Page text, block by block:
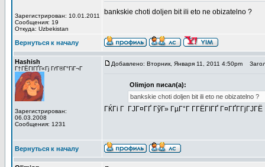
Зарегистрирован: 10.01.2011
Сообщения: 19
Откуда: Uzbekistan
bankskie choti doljen bit ili eto ne obizatelno ?
Вернуться к началу
Hashish
Г†ГЁГІГҐГ«Гј ГґГ®Г°ГіГ¬Г
Зарегистрирован:
06.03.2008
Сообщения: 1231
Добавлено: Вторник, Января 11, 2011 4:50pm
Olimjon писал(а):
bankskie choti doljen bit ili eto ne obizatelno ?
ГЌГі Г ГЈГ¤ГҐ ГўГ» ГµГ°Г Г­ГЁГІГҐ
Вернуться к началу